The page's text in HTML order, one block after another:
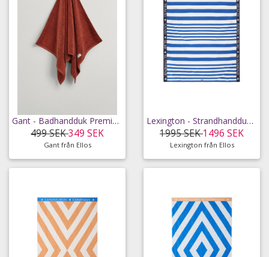
Gant - Badhandduk Premium Organic 70X140 - Brun - 70X140
499 SEK349 SEK
Gant från Ellos
Lexington - Strandhandduk Striped Cotton Terry Family Beach Towel - Blå - 200X180
1995 SEK1496 SEK
Lexington från Ellos